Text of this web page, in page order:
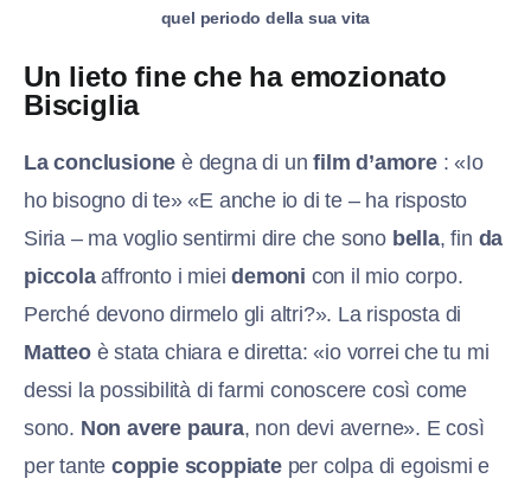
quel periodo della sua vita
Un lieto fine che ha emozionato
Bisciglia
La conclusione è degna di unfilm d’amore: «Io
ho bisogno di te» «E anche io di te – ha risposto
Siria – ma voglio sentirmi dire che sono bella, fin da
piccolaaffronto i mieidemoni con il mio corpo.
Perché devono dirmelo gli altri?». La risposta di
Matteoè stata chiara e diretta: «io vorrei che tu mi
dessi la possibilità di farmi conoscere così come
sono. Non avere paura, non devi averne». E così
per tante coppie scoppiateper colpa di egoismi e